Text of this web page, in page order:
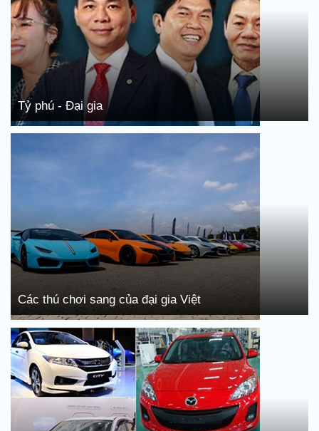
Tỷ phú - Đại gia
Các thú chơi sang của đại gia Việt